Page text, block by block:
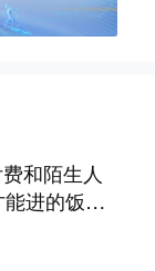
和陌生人
进的饭局